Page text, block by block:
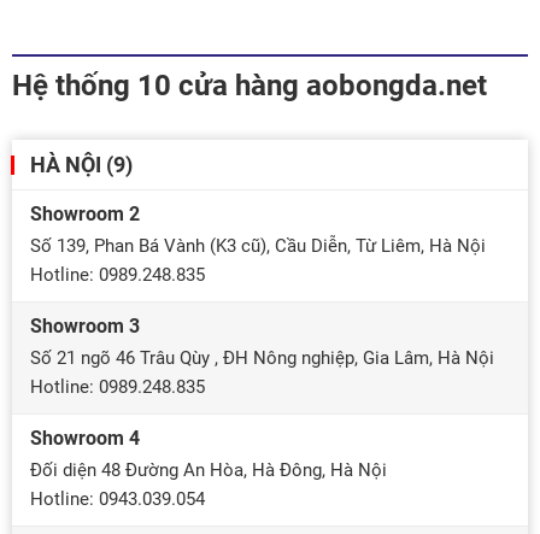
GIÁ TỐT. Liên hệ: Hotline/Zalo: 0989.248.835 để mua Quần áo
đá banh ĐẸP - RẺ nhất!
Hệ thống 10 cửa hàng aobongda.net
HÀ NỘI (9)
Showroom 2
Số 139, Phan Bá Vành (K3 cũ), Cầu Diễn, Từ Liêm, Hà Nội
Hotline: 0989.248.835
Showroom 3
Số 21 ngõ 46 Trâu Qùy , ĐH Nông nghiệp, Gia Lâm, Hà Nội
Hotline: 0989.248.835
Showroom 4
Đối diện 48 Đường An Hòa, Hà Đông, Hà Nội
Hotline: 0943.039.054